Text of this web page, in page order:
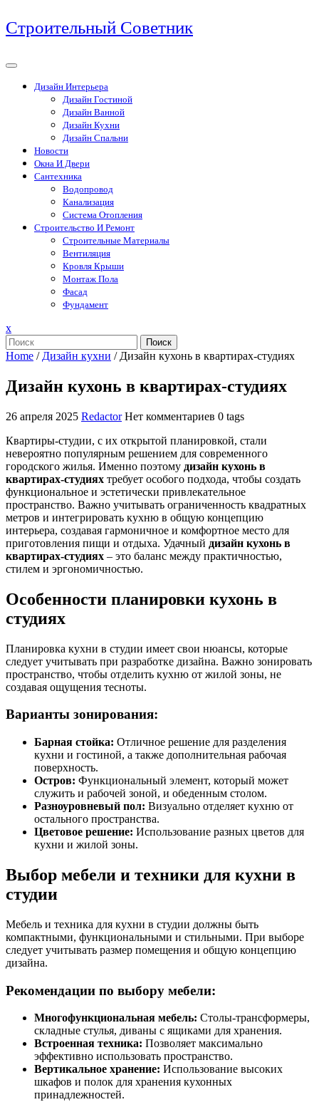
Перейти
к
Строительный Советник
Дизайн Интерьера
Дизайн Гостиной
Дизайн Ванной
Дизайн Кухни
Дизайн Спальни
Новости
Окна И Двери
Сантехника
Водопровод
Канализация
Система Отопления
Строительство И Ремонт
Строительные Материалы
Вентиляция
Кровля Крыши
Монтаж Пола
Фасад
Фундамент
xЗакрыть
меню
Поиск
Home / Дизайн кухни / Дизайн кухонь в квартирах-студиях
Дизайн кухонь в квартирах-студиях
26 апреля 2025 Redactor Нет комментариев 0 tags
Квартиры-студии, с их открытой планировкой, стали
невероятно популярным решением для современного
городского жилья. Именно поэтому дизайн кухонь в
квартирах-студиях требует особого подхода, чтобы создать
функциональное и эстетически привлекательное
пространство. Важно учитывать ограниченность квадратных
метров и интегрировать кухню в общую концепцию
интерьера, создавая гармоничное и комфортное место для
приготовления пищи и отдыха. Удачный дизайн кухонь в
квартирах-студиях – это баланс между практичностью,
стилем и эргономичностью.
Особенности планировки кухонь в
студиях
Планировка кухни в студии имеет свои нюансы, которые
следует учитывать при разработке дизайна. Важно зонировать
пространство, чтобы отделить кухню от жилой зоны, не
создавая ощущения тесноты.
Варианты зонирования:
Барная стойка: Отличное решение для разделения
кухни и гостиной, а также дополнительная рабочая
поверхность.
Остров: Функциональный элемент, который может
служить и рабочей зоной, и обеденным столом.
Разноуровневый пол: Визуально отделяет кухню от
остального пространства.
Цветовое решение: Использование разных цветов для
кухни и жилой зоны.
Выбор мебели и техники для кухни в
студии
Мебель и техника для кухни в студии должны быть
компактными, функциональными и стильными. При выборе
следует учитывать размер помещения и общую концепцию
дизайна.
Рекомендации по выбору мебели:
Многофункциональная мебель: Столы-трансформеры,
складные стулья, диваны с ящиками для хранения.
Встроенная техника: Позволяет максимально
эффективно использовать пространство.
Вертикальное хранение: Использование высоких
шкафов и полок для хранения кухонных
принадлежностей.